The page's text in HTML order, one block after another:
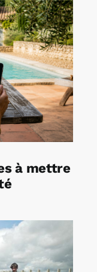
à mettre